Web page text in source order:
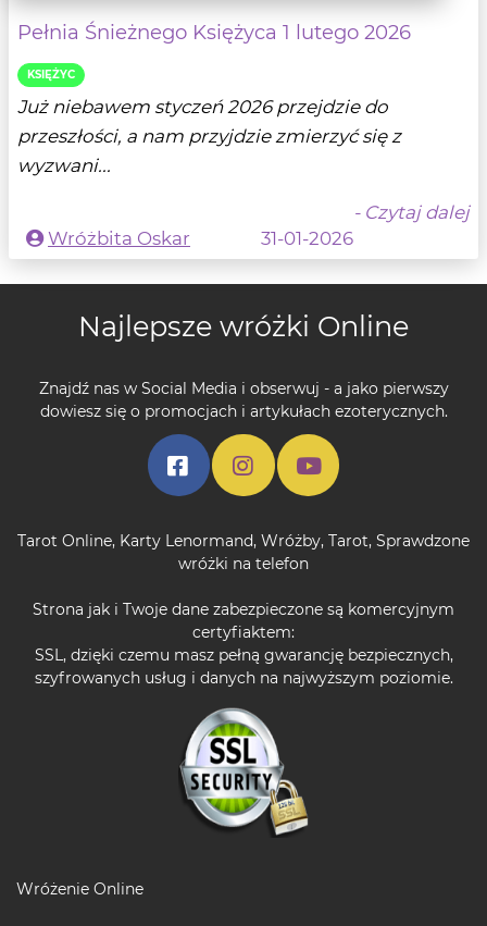
Pełnia Śnieżnego Księżyca 1 lutego 2026
KSIĘŻYC
Już niebawem styczeń 2026 przejdzie do
przeszłości, a nam przyjdzie zmierzyć się z
wyzwani...
- Czytaj dalej
Wróżbita Oskar
31-01-2026
Najlepsze wróżki Online
Znajdź nas w Social Media i obserwuj - a jako pierwszy
dowiesz się o promocjach i artykułach ezoterycznych.
Tarot Online, Karty Lenormand, Wróżby, Tarot, Sprawdzone
wróżki na telefon
Strona jak i Twoje dane zabezpieczone są komercyjnym
certyfiaktem:
SSL, dzięki czemu masz pełną gwarancję bezpiecznych,
szyfrowanych usług i danych na najwyższym poziomie.
Wróżenie Online